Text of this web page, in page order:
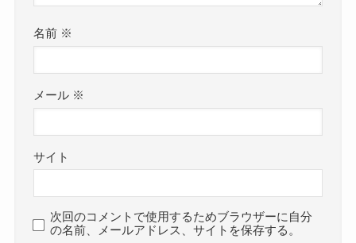
名前 ※
メール ※
サイト
次回のコメントで使用するためブラウザーに自分
の名前、メールアドレス、サイトを保存する。